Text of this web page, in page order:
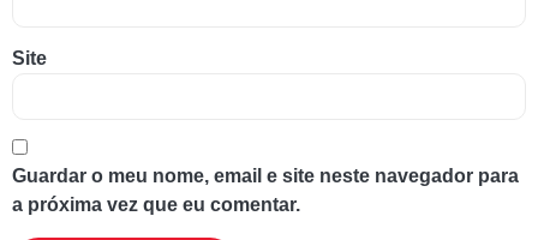
Site
Guardar o meu nome, email e site neste navegador para
a próxima vez que eu comentar.